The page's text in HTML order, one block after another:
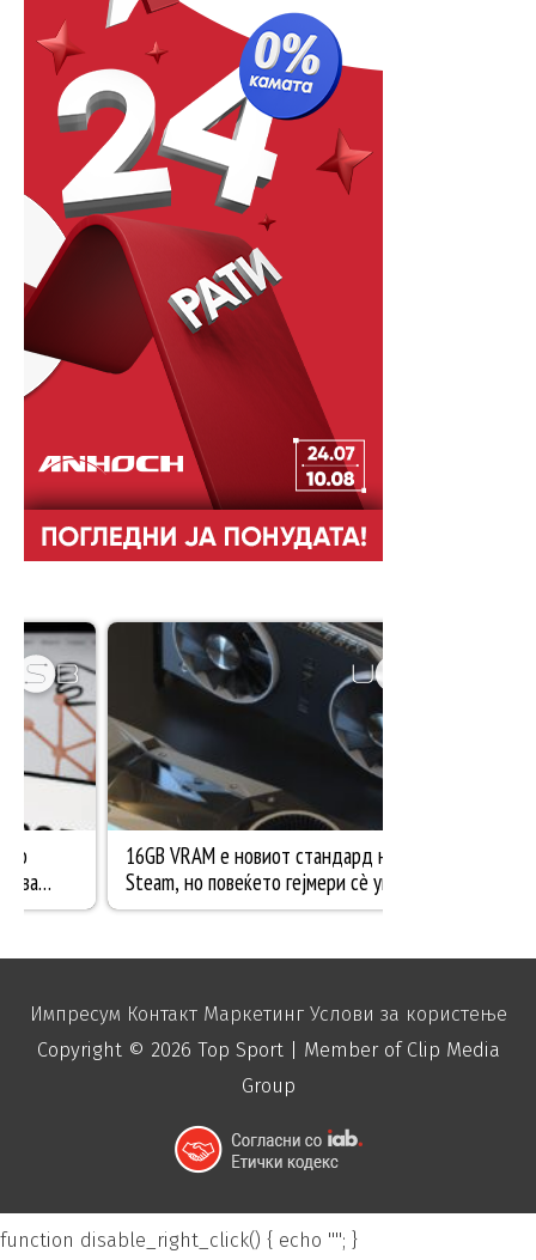
Импресум Контакт Маркетинг Услови за користење
Copyright © 2026 Top Sport| Member of Clip Media
Group
function disable_right_click() { echo ""; }